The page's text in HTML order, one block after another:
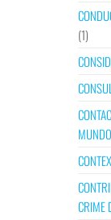
(1)
MUNDO
CRIME